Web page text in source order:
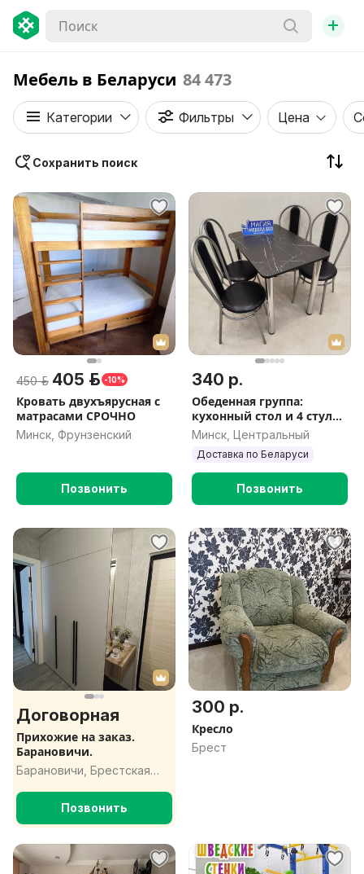
+
Мебель в Беларуси 84 473
Категории Фильтры Цена
Сохранить поиск
450 р. 405 р. -10%
Кровать двухъярусная с
матрасами СРОЧНО
Минск, Фрунзенский
Позвонить
340 р.
Обеденная группа:
кухонный стол и 4 стула.
Доставка по РБ
Минск, Центральный
Доставка по Беларуси
Позвонить
Договорная
Прихожие на заказ.
Барановичи.
Барановичи, Брестская
Позвонить
300 р.
Кресло
Брест